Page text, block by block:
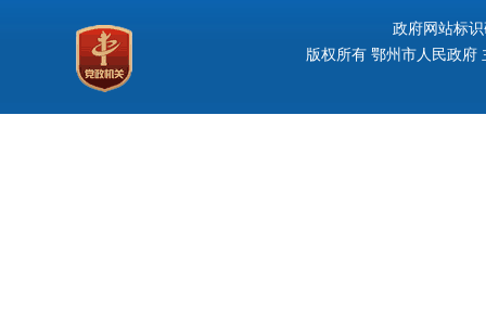
政府网站标
版权所有 鄂州市人民政府